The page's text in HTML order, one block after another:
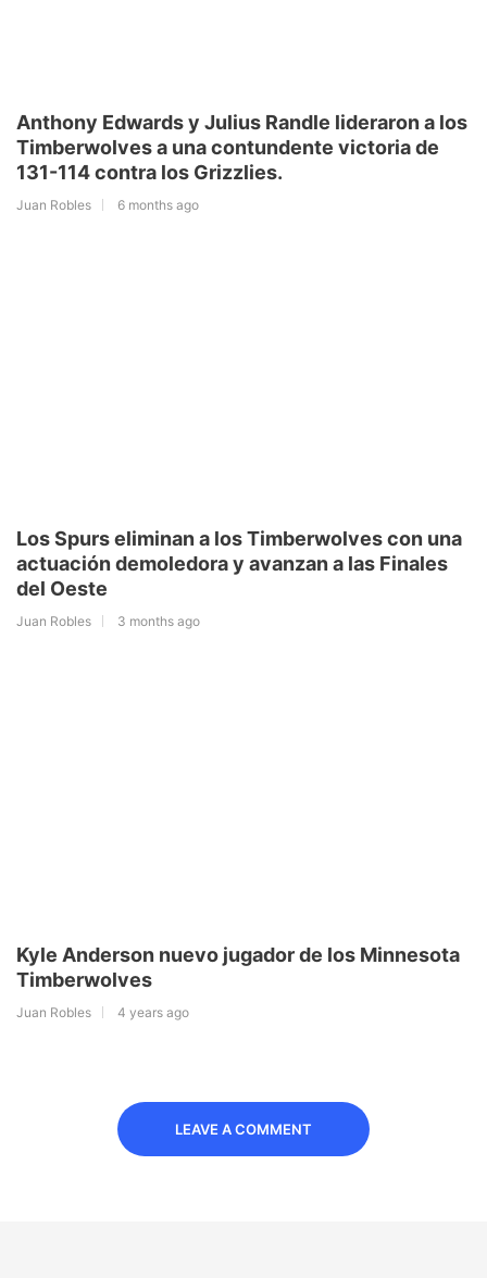
Anthony Edwards y Julius Randle lideraron a los
Timberwolves a una contundente victoria de
131-114 contra los Grizzlies.
Juan Robles 6 months ago
Los Spurs eliminan a los Timberwolves con una
actuación demoledora y avanzan a las Finales
del Oeste
Juan Robles 3 months ago
Kyle Anderson nuevo jugador de los Minnesota
Timberwolves
Juan Robles 4 years ago
LEAVE A COMMENT